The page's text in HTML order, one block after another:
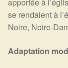
se rendaient à
Noire, Notre-
Adaptation